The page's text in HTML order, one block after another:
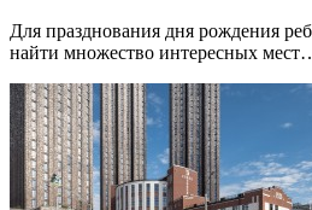
Для празднования дня рождения
найти множество интересных